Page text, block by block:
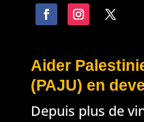
Aider
(PAJU) en
Depuis plus de